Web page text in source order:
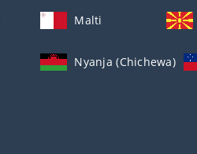
Malti
Nyanja (Chichewa)